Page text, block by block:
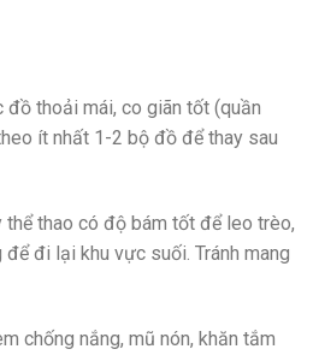
đồ thoải mái, co giãn tốt (quần
ít nhất 1-2 bộ đồ để thay sau
thể thao có độ bám tốt để leo trèo,
đi lại khu vực suối. Tránh mang
chống nắng, mũ nón, khăn tắm